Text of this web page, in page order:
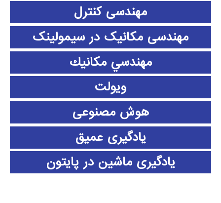
مهندسی کنترل
مهندسی مکانیک در سیمولینک
مهندسي مكانيك
ویولت
هوش مصنوعی
یادگیری عمیق
یادگیری ماشین در پایتون